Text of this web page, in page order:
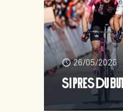
26/05/2026
SI PRES DU